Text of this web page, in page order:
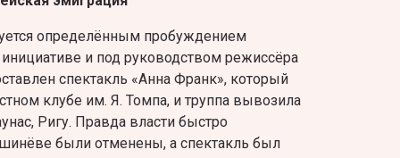
определённым пробуждением
и под руководством режиссёра
спектакль «Анна Франк», который
клубе им. Я. Томпа, и труппа вывозила
Ригу. Правда власти быстро
были отменены, а спектакль был